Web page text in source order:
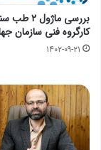
کارگروه فنی سازمان
۱۴۰۲-۰۹-۲۱